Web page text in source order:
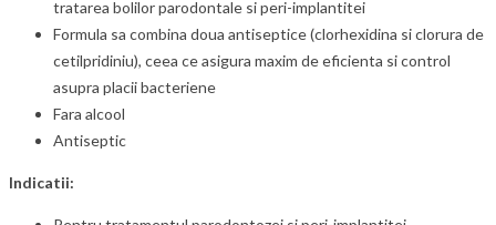
tratarea bolilor parodontale si peri-implantitei
Formula sa combina doua antiseptice (clorhexidina si clorura de
cetilpridiniu), ceea ce asigura maxim de eficienta si control
asupra placii bacteriene
Fara alcool
Antiseptic
Indicatii: